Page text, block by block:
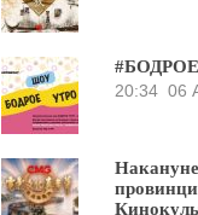
20:34 06